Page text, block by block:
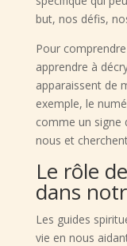
but, nos défis,
Pour
apprendre à
apparaissent de
exemple, le
comme un signe
nous et
Le rôle
dans
Les guides
vie en nous